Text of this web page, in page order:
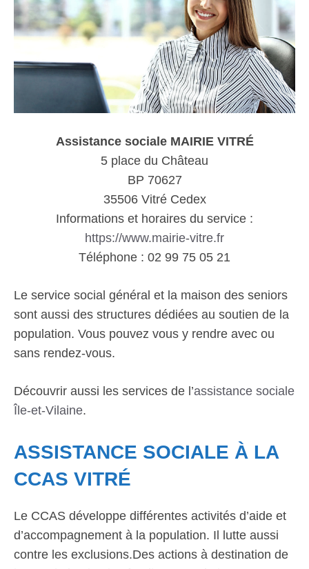
Assistance sociale MAIRIE VITRÉ
5 place du Château
BP 70627
35506 Vitré Cedex
Informations et horaires du service :
https://www.mairie-vitre.fr
Téléphone : 02 99 75 05 21
Le service social général et la maison des seniors
sont aussi des structures dédiées au soutien de la
population. Vous pouvez vous y rendre avec ou
sans rendez-vous.
Découvrir aussi les services de l’assistance sociale
Île-et-Vilaine.
ASSISTANCE SOCIALE À LA
CCAS VITRÉ
Le CCAS développe différentes activités d’aide et
d’accompagnement à la population. Il lutte aussi
contre les exclusions.Des actions à destination de